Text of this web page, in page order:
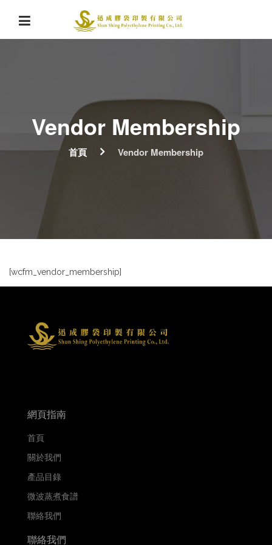
Vendor Membership
首頁 Vendor Membership
[wcfm_vendor_membership]
網頁指南
首頁
關於我們
產品目錄
微波蒸煮食譜
聯絡我們
聯絡我們